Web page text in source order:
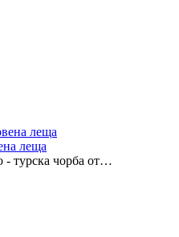
леща
- турска чорба от…